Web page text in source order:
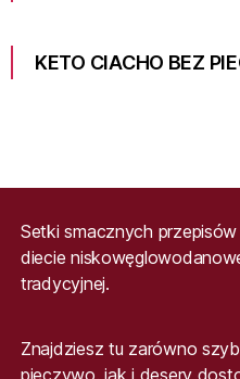
KETO CIACHO BEZ
Setki smacznych
diecie
tradycyjnej.
Znajdziesz tu zarówno